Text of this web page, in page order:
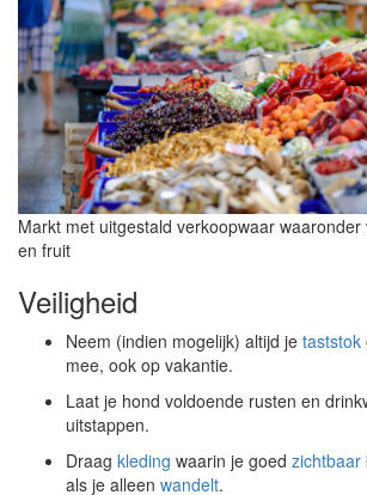
Markt met uitgestald verkoopwaar waaronder
en fruit
Veiligheid
Neem (indien mogelijk) altijd je taststok
mee, ook op vakantie.
Laat je hond voldoende rusten en
uitstappen.
Draag kleding waarin je goed zichtbaar
als je alleen wandelt.